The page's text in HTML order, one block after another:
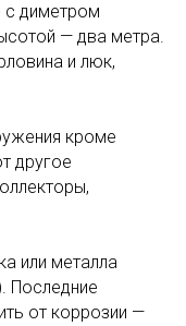
с диметром
— два метра.
и люк,
кроме
другое
или металла
Последние
от коррозии —